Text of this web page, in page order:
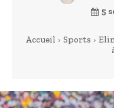
5
Accueil Sports